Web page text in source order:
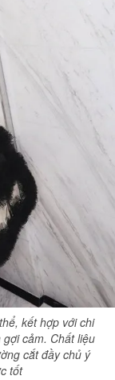
kết hợp với chi
cảm. Chất liệu
cắt đầy chủ ý
tốt